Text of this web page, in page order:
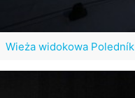
Wieża widokowa Poledník